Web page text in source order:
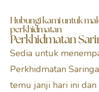
Hubungi kami untuk
perkhidmatan
Perkhidmatan
Sedia untuk
Perkhidmatan
temu janji hari ini dan